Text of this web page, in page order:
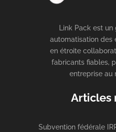
Link Pack est
automatisation
en étroite
fabricants fiables,
entreprise au
Articles
Subvention fédérale